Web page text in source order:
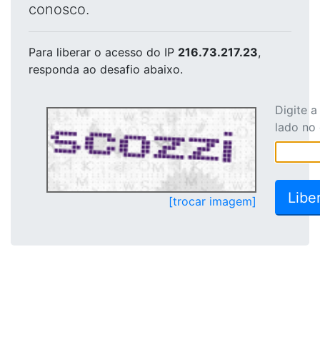
conosco.
Para liberar o acesso do IP 216.73.217.23,
responda ao desafio abaixo.
[trocar imagem]
Digite
lado no